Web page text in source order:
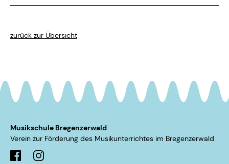
zurück zur Übersicht
Musikschule Bregenzerwald
Verein zur Förderung des Musikunterrichtes im ­Bregenzerwald